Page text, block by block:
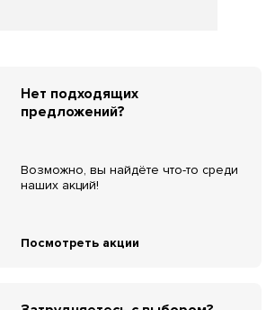
Нет подходящих
предложений?
Возможно, вы найдёте что-то среди
наших акций!
Посмотреть акции